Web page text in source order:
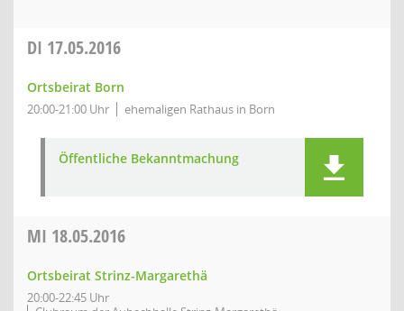
DI 17.05.2016
Ortsbeirat Born
20:00-21:00 Uhr ehemaligen Rathaus in Born
Öffentliche Bekanntmachung
MI 18.05.2016
Ortsbeirat Strinz-Margarethä
20:00-22:45 Uhr